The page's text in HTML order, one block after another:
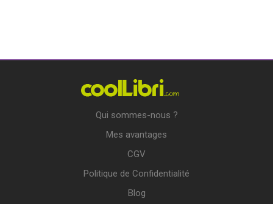
Qui sommes-nous ?
Mes avantages
CGV
Politique de Confidentialité
Blog